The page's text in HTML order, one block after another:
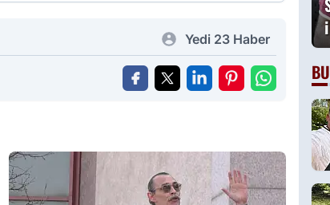
Yedi 23 Haber